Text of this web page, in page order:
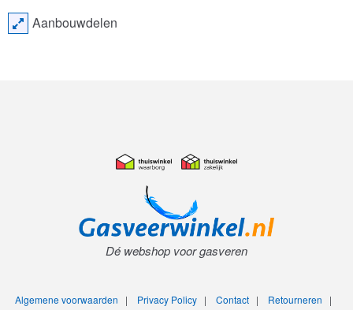
Aanbouwdelen
Dé webshop voor gasveren
Algemene voorwaarden | Privacy Policy| Contact| Retourneren |